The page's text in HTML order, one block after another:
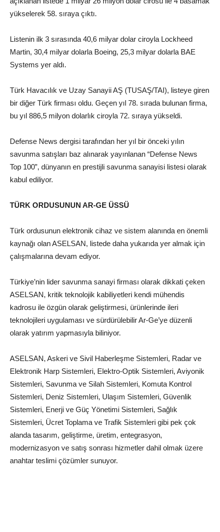
yükselerek 58. sıraya çıktı.
Listenin ilk 3 sırasında 40,6 milyar dolar ciroyla Lockheed
Martin, 30,4 milyar dolarla Boeing, 25,3 milyar dolarla BAE
Systems yer aldı.
Türk Havacılık ve Uzay Sanayii AŞ (TUSAŞ/TAI), listeye giren
bir diğer Türk firması oldu. Geçen yıl 78. sırada bulunan firma,
bu yıl 886,5 milyon dolarlık ciroyla 72. sıraya yükseldi.
Defense News dergisi tarafından her yıl bir önceki yılın
savunma satışları baz alınarak yayınlanan “Defense News
Top 100”, dünyanın en prestijli savunma sanayisi listesi olarak
kabul ediliyor.
TÜRK ORDUSUNUN AR-GE ÜSSÜ
Türk ordusunun elektronik cihaz ve sistem alanında en önemli
kaynağı olan ASELSAN, listede daha yukarıda yer almak için
çalışmalarına devam ediyor.
Türkiye’nin lider savunma sanayi firması olarak dikkati çeken
ASELSAN, kritik teknolojik kabiliyetleri kendi mühendis
kadrosu ile özgün olarak geliştirmesi, ürünlerinde ileri
teknolojileri uygulaması ve sürdürülebilir Ar-Ge’ye düzenli
olarak yatırım yapmasıyla biliniyor.
ASELSAN, Askeri ve Sivil Haberleşme Sistemleri, Radar ve
Elektronik Harp Sistemleri, Elektro-Optik Sistemleri, Aviyonik
Sistemleri, Savunma ve Silah Sistemleri, Komuta Kontrol
Sistemleri, Deniz Sistemleri, Ulaşım Sistemleri, Güvenlik
Sistemleri, Enerji ve Güç Yönetimi Sistemleri, Sağlık
Sistemleri, Ücret Toplama ve Trafik Sistemleri gibi pek çok
alanda tasarım, geliştirme, üretim, entegrasyon,
modernizasyon ve satış sonrası hizmetler dahil olmak üzere
anahtar teslimi çözümler sunuyor.